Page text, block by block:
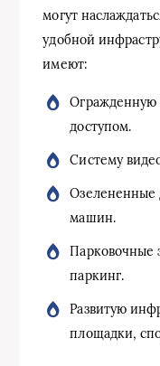
могут
удобной
имеют:
Огражденную
доступом.
Систему
Озелененные
машин.
Парковочные
паркинг.
Развитую
площадки,